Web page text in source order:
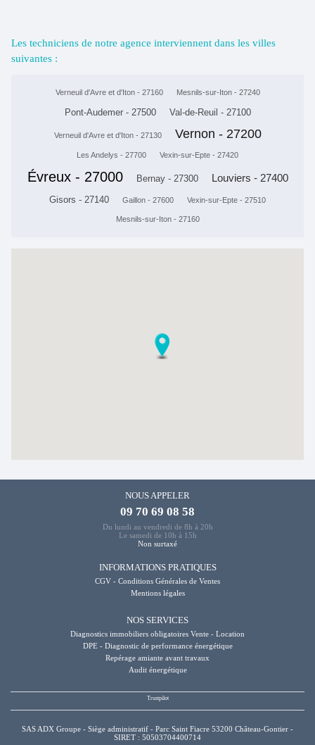
Les techniciens de notre agence interviennent dans les villes
suivantes :
Verneuil d'Avre et d'Iton - 27160 Mesnils-sur-Iton - 27240
Pont-Audemer - 27500 Val-de-Reuil - 27100
Verneuil d'Avre et d'Iton - 27130 Vernon - 27200
Les Andelys - 27700 Vexin-sur-Epte - 27420
Évreux - 27000 Bernay - 27300 Louviers - 27400
Gisors - 27140 Gaillon - 27600 Vexin-sur-Epte - 27510
Mesnils-sur-Iton - 27160
NOUS APPELER
09 70 69 08 58
Du lundi au vendredi de 8h à 20h
Le samedi de 10h à 15h
Non surtaxé
INFORMATIONS PRATIQUES
CGV - Conditions Générales de Ventes
Mentions légales
NOS SERVICES
Diagnostics immobiliers obligatoires Vente - Location
DPE - Diagnostic de performance énergétique
Repérage amiante avant travaux
Audit énergétique
SAS ADX Groupe - Siège administratif - Parc Saint Fiacre 53200 Château-Gontier -
SIRET : 50503704400714